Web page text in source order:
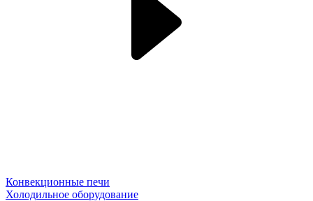
Конвекционные печи
Холодильное оборудование